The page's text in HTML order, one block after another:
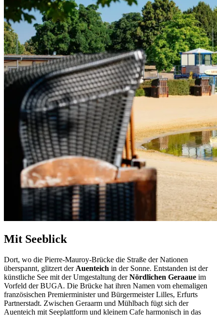
Mit Seeblick
Dort, wo die Pierre-Mauroy-Brücke die Straße der Nationen
überspannt, glitzert der Auenteich in der Sonne. Entstanden ist der
künstliche See mit der Umgestaltung derNördlichen Geraaue im
Vorfeld der BUGA. Die Brücke hat ihren Namen vom ehemaligen
französischen Premierminister und Bürgermeister Lilles, Erfurts
Partnerstadt. Zwischen Geraarm und Mühlbach fügt sich der
Auenteich mit Seeplattform und kleinem Cafe harmonisch in das